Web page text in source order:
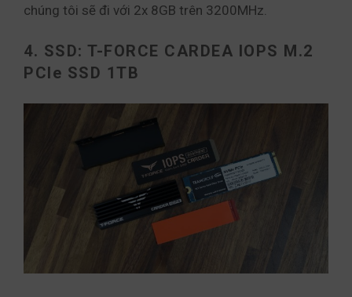
chúng tôi sẽ đi với 2x 8GB trên 3200MHz.
4. SSD: T-FORCE CARDEA IOPS M.2
PCIe SSD 1TB